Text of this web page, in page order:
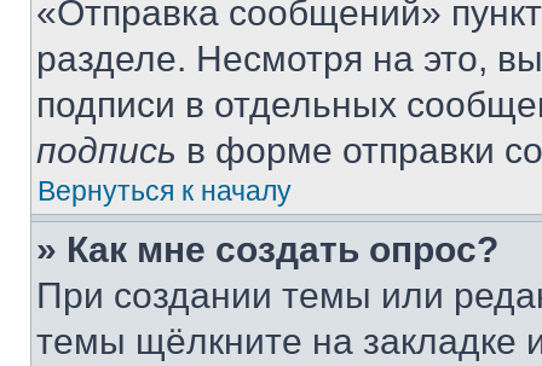
«Отправка сообщений»
разделе. Несмотря на это,
подписи в отдельных
подпись в форме отправки
Вернуться к началу
» Как мне создать опрос?
При создании темы или
темы щёлкните на